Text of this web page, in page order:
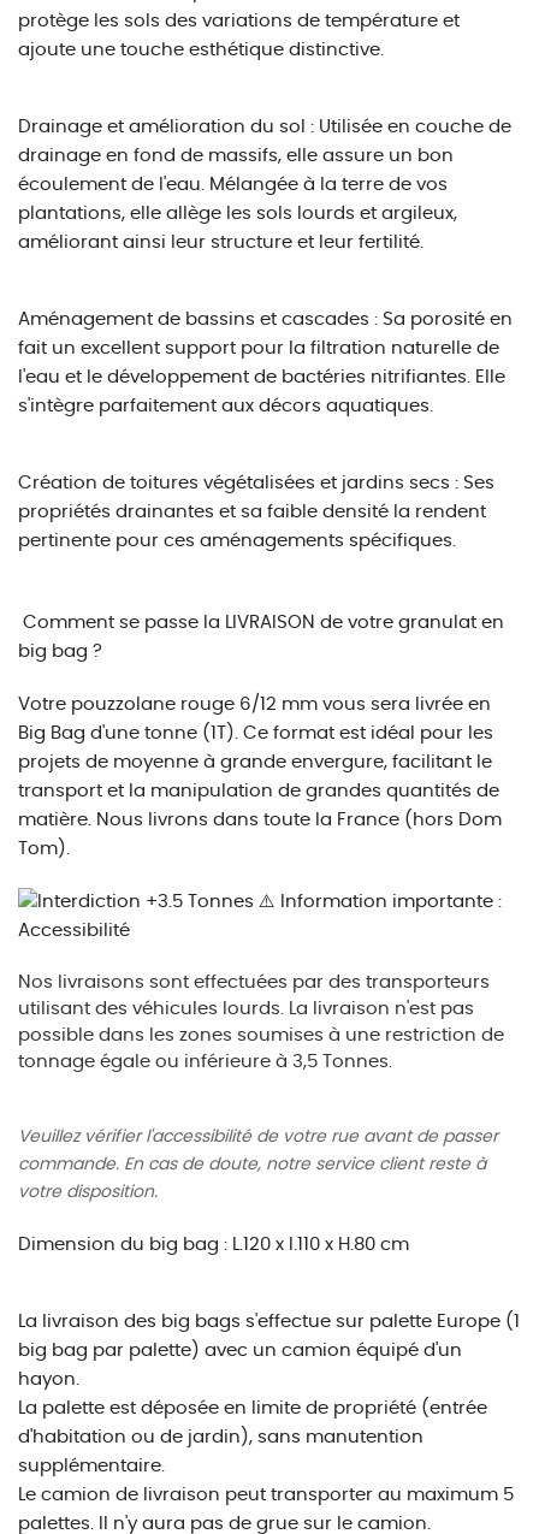
protège les sols des variations de température et
ajoute une touche esthétique distinctive.
Drainage et amélioration du sol : Utilisée en couche de
drainage en fond de massifs, elle assure un bon
écoulement de l'eau. Mélangée à la terre de vos
plantations, elle allège les sols lourds et argileux,
améliorant ainsi leur structure et leur fertilité.
Aménagement de bassins et cascades : Sa porosité en
fait un excellent support pour la filtration naturelle de
l'eau et le développement de bactéries nitrifiantes. Elle
s'intègre parfaitement aux décors aquatiques.
Création de toitures végétalisées et jardins secs : Ses
propriétés drainantes et sa faible densité la rendent
pertinente pour ces aménagements spécifiques.
Comment se passe la LIVRAISON de votre granulat en
big bag ?
Votre pouzzolane rouge 6/12 mm vous sera livrée en
Big Bag d'une tonne (1T). Ce format est idéal pour les
projets de moyenne à grande envergure, facilitant le
transport et la manipulation de grandes quantités de
matière. Nous livrons dans toute la France (hors Dom
Tom).
⚠️ Information importante :
Accessibilité
Nos livraisons sont effectuées par des transporteurs
utilisant des véhicules lourds. La livraison n'est pas
possible dans les zones soumises à une restriction de
tonnage égale ou inférieure à 3,5 Tonnes.
Veuillez vérifier l'accessibilité de votre rue avant de passer
commande. En cas de doute, notre service client reste à
votre disposition.
Dimension du big bag : L.120 x l.110 x H.80 cm
La livraison des big bags s'effectue sur palette Europe (1
big bag par palette) avec un camion équipé d'un
hayon.
La palette est déposée en limite de propriété (entrée
d'habitation ou de jardin), sans manutention
supplémentaire.
Le camion de livraison peut transporter au maximum 5
palettes. Il n'y aura pas de grue sur le camion.